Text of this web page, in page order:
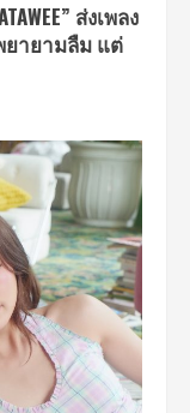
ส่งเพลง
ยายามลืม แต่